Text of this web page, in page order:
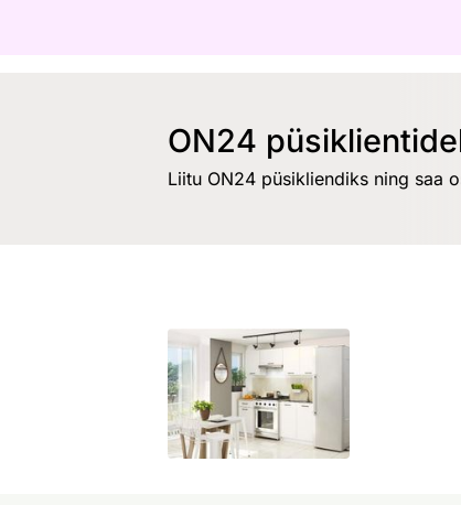
ON24
Liitu ON24 püsikliendiks ning saa